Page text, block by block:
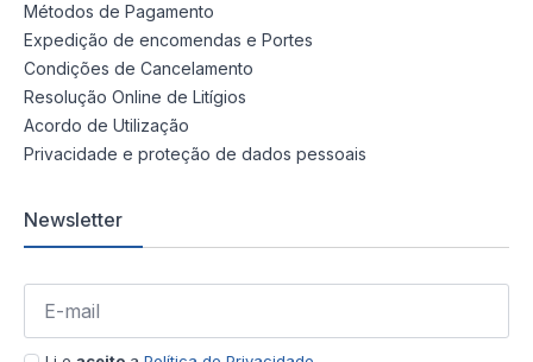
Métodos de Pagamento
Expedição de encomendas e Portes
Condições de Cancelamento
Resolução Online de Litígios
Acordo de Utilização
Privacidade e proteção de dados pessoais
Newsletter